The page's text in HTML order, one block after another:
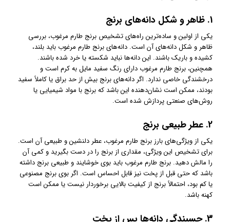
1. ظاهر و شکل دانه‌های برنج
یکی از اولین و ساده‌ترین راه‌های تشخیص برنج طارم مرغوب، بررسی
ظاهر و شکل دانه‌های آن است. دانه‌های برنج طارم مرغوب باید بلند،
کشیده و باریک باشند. این دانه‌ها نباید شکسته یا خرد شده باشند.
همچنین، برنج طارم مرغوب دارای رنگ سفید مایل به کرم است و
درخشندگی خاصی ندارد. اگر دانه‌های برنج بیش از حد براق یا کاملاً سفید
بودند، ممکن است نشان‌دهنده این باشد که برنج با مواد شیمیایی یا
روش‌های صنعتی پردازش شده است.
2. عطر طبیعی برنج
یکی از ویژگی‌های بارز برنج طارم مرغوب، عطر دلنشین و طبیعی آن است.
برای تشخیص این ویژگی، مقداری از برنج را در دست بگیرید و کمی آن
را مالش دهید. برنج طارم مرغوب باید بوی خوشایند و طبیعی برنج داشته
باشد که حتی قبل از پخت نیز قابل احساس است. اگر بوی برنج مصنوعی
یا کم بود، احتمالاً برنج از کیفیت بالایی برخوردار نیست یا ممکن است
کهنه باشد.
3. چسبندگی دانه‌ها پس از پخت